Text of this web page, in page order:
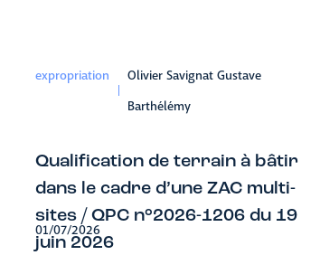
expropriation
Olivier Savignat Gustave
Barthélémy
Qualification de terrain à bâtir
dans le cadre d’une ZAC multi-
sites / QPC n°2026-1206 du 19
juin 2026
01/07/2026